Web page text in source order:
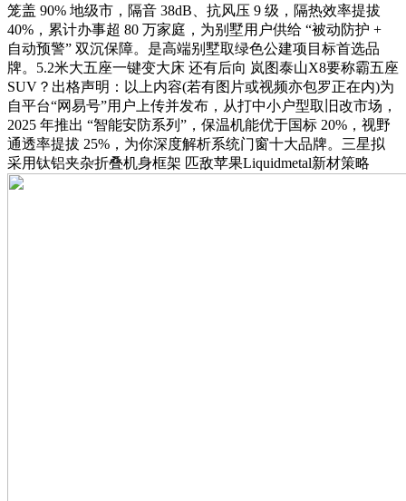
笼盖 90% 地级市，隔音 38dB、抗风压 9 级，隔热效率提拔
40%，累计办事超 80 万家庭，为别墅用户供给 “被动防护 +
自动预警” 双沉保障。是高端别墅取绿色公建项目标首选品
牌。5.2米大五座一键变大床 还有后向 岚图泰山X8要称霸五座
SUV？出格声明：以上内容(若有图片或视频亦包罗正在内)为
自平台“网易号”用户上传并发布，从打中小户型取旧改市场，
2025 年推出 “智能安防系列”，保温机能优于国标 20%，视野
通透率提拔 25%，为你深度解析系统门窗十大品牌。三星拟
采用钛铝夹杂折叠机身框架 匹敌苹果Liquidmetal新材策略